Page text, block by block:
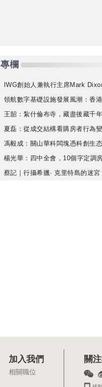
專欄
IWG創始人兼執行主席Mark
領航數字基礎設施發展風潮：香
王韶：紮什倫布寺，藏盡後藏千
夏磊：從成交結構看購房者行為
馮毅成：關山華科闆塊憑科創生
楊光華：四中全會，10個字定調
蔡記｜行攝希臘· 克里特島的迷宮
加入我們
相關職位
關